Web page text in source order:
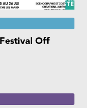
Off